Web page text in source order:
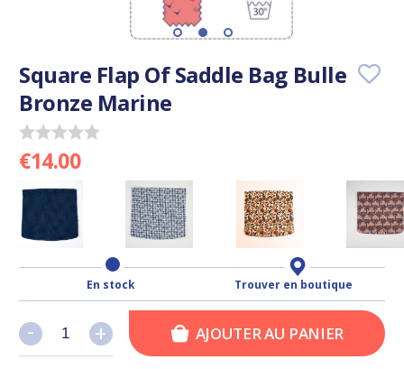
Square Flap Of Saddle Bag Bulle
Bronze Marine
€14.00
En stock Trouver en boutique
+
- +
- AJOUTER AU PANIER